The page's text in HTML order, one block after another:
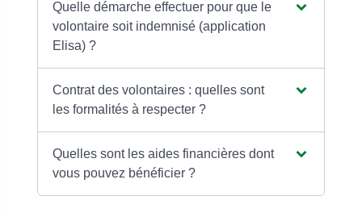
Quelle démarche effectuer pour que le
volontaire soit indemnisé (application
Elisa) ?
Contrat des volontaires : quelles sont
les formalités à respecter ?
Quelles sont les aides financières dont
vous pouvez bénéficier ?